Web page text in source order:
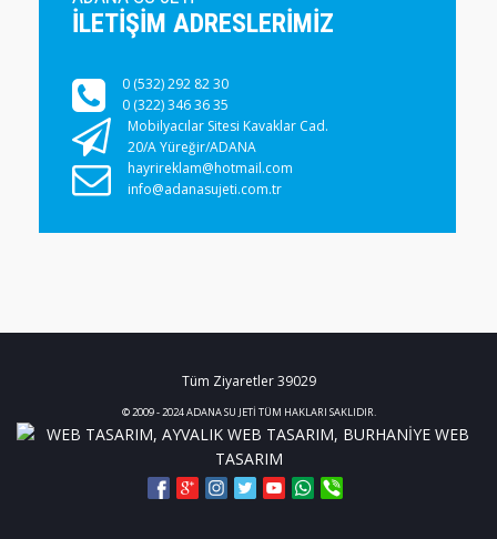
ILETIŞIM ADRESLERIMIZ
0 (532) 292 82 30
0 (322) 346 36 35
Mobilyacılar Sitesi Kavaklar Cad.
20/A Yüreğir/ADANA
hayrireklam@hotmail.com
info@adanasujeti.com.tr
Tüm Ziyaretler39029
© 2009 - 2024 ADANA SU JETİ TÜM HAKLARI SAKLIDIR.